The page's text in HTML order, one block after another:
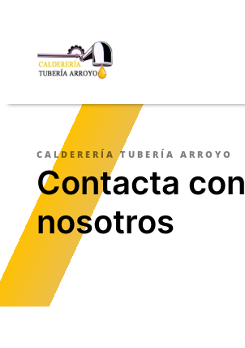
CALDERERÍA TUBERÍA ARROYO
Contacta con
nosotros